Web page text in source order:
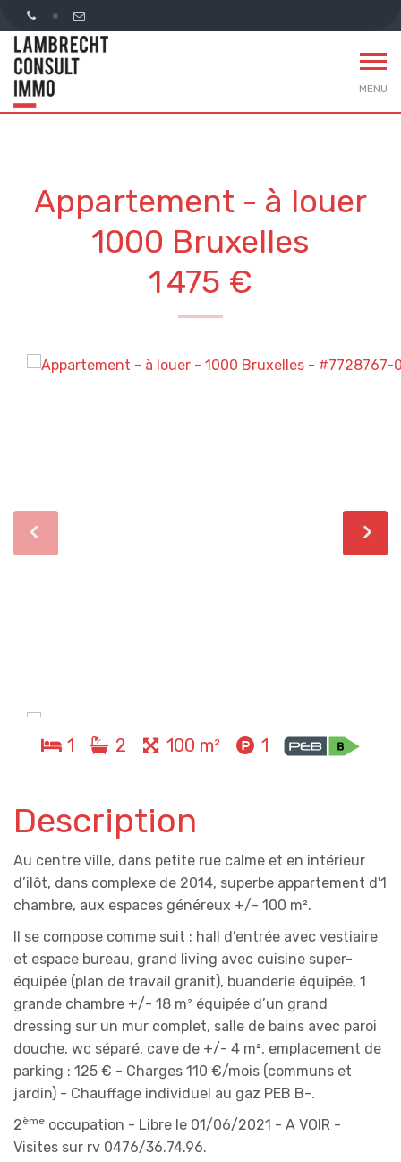
MENU
Appartement - à louer
1000 Bruxelles
1 475 €
1 2 100 m² 1
Description
Au centre ville, dans petite rue calme et en intérieur
d’ilôt, dans complexe de 2014, superbe appartement d'1
chambre, aux espaces généreux +/- 100 m².
Il se compose comme suit : hall d’entrée avec vestiaire
et espace bureau, grand living avec cuisine super-
équipée (plan de travail granit), buanderie équipée, 1
grande chambre +/- 18 m² équipée d’un grand
dressing sur un mur complet, salle de bains avec paroi
douche, wc séparé, cave de +/- 4 m², emplacement de
parking : 125 € - Charges 110 €/mois (communs et
jardin) - Chauffage individuel au gaz PEB B-.
2ème occupation - Libre le 01/06/2021 - A VOIR -
Visites sur rv 0476/36.74.96.